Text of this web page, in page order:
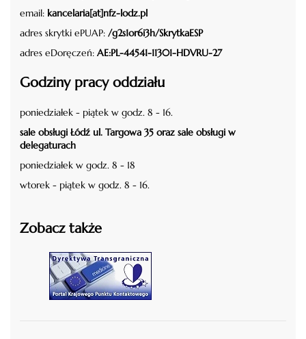
email: kancelaria[at]nfz-lodz.pl
adres skrytki ePUAP: /g2s1or6i3h/SkrytkaESP
adres eDoręczeń: AE:PL-44541-11301-HDVRU-27
Godziny pracy oddziału
poniedziałek - piątek w godz. 8 - 16.
sale obsługi Łódź ul. Targowa 35 oraz sale obsługi w
delegaturach
poniedziałek w godz. 8 - 18
wtorek - piątek w godz. 8 - 16.
Zobacz także
czytaj więcej